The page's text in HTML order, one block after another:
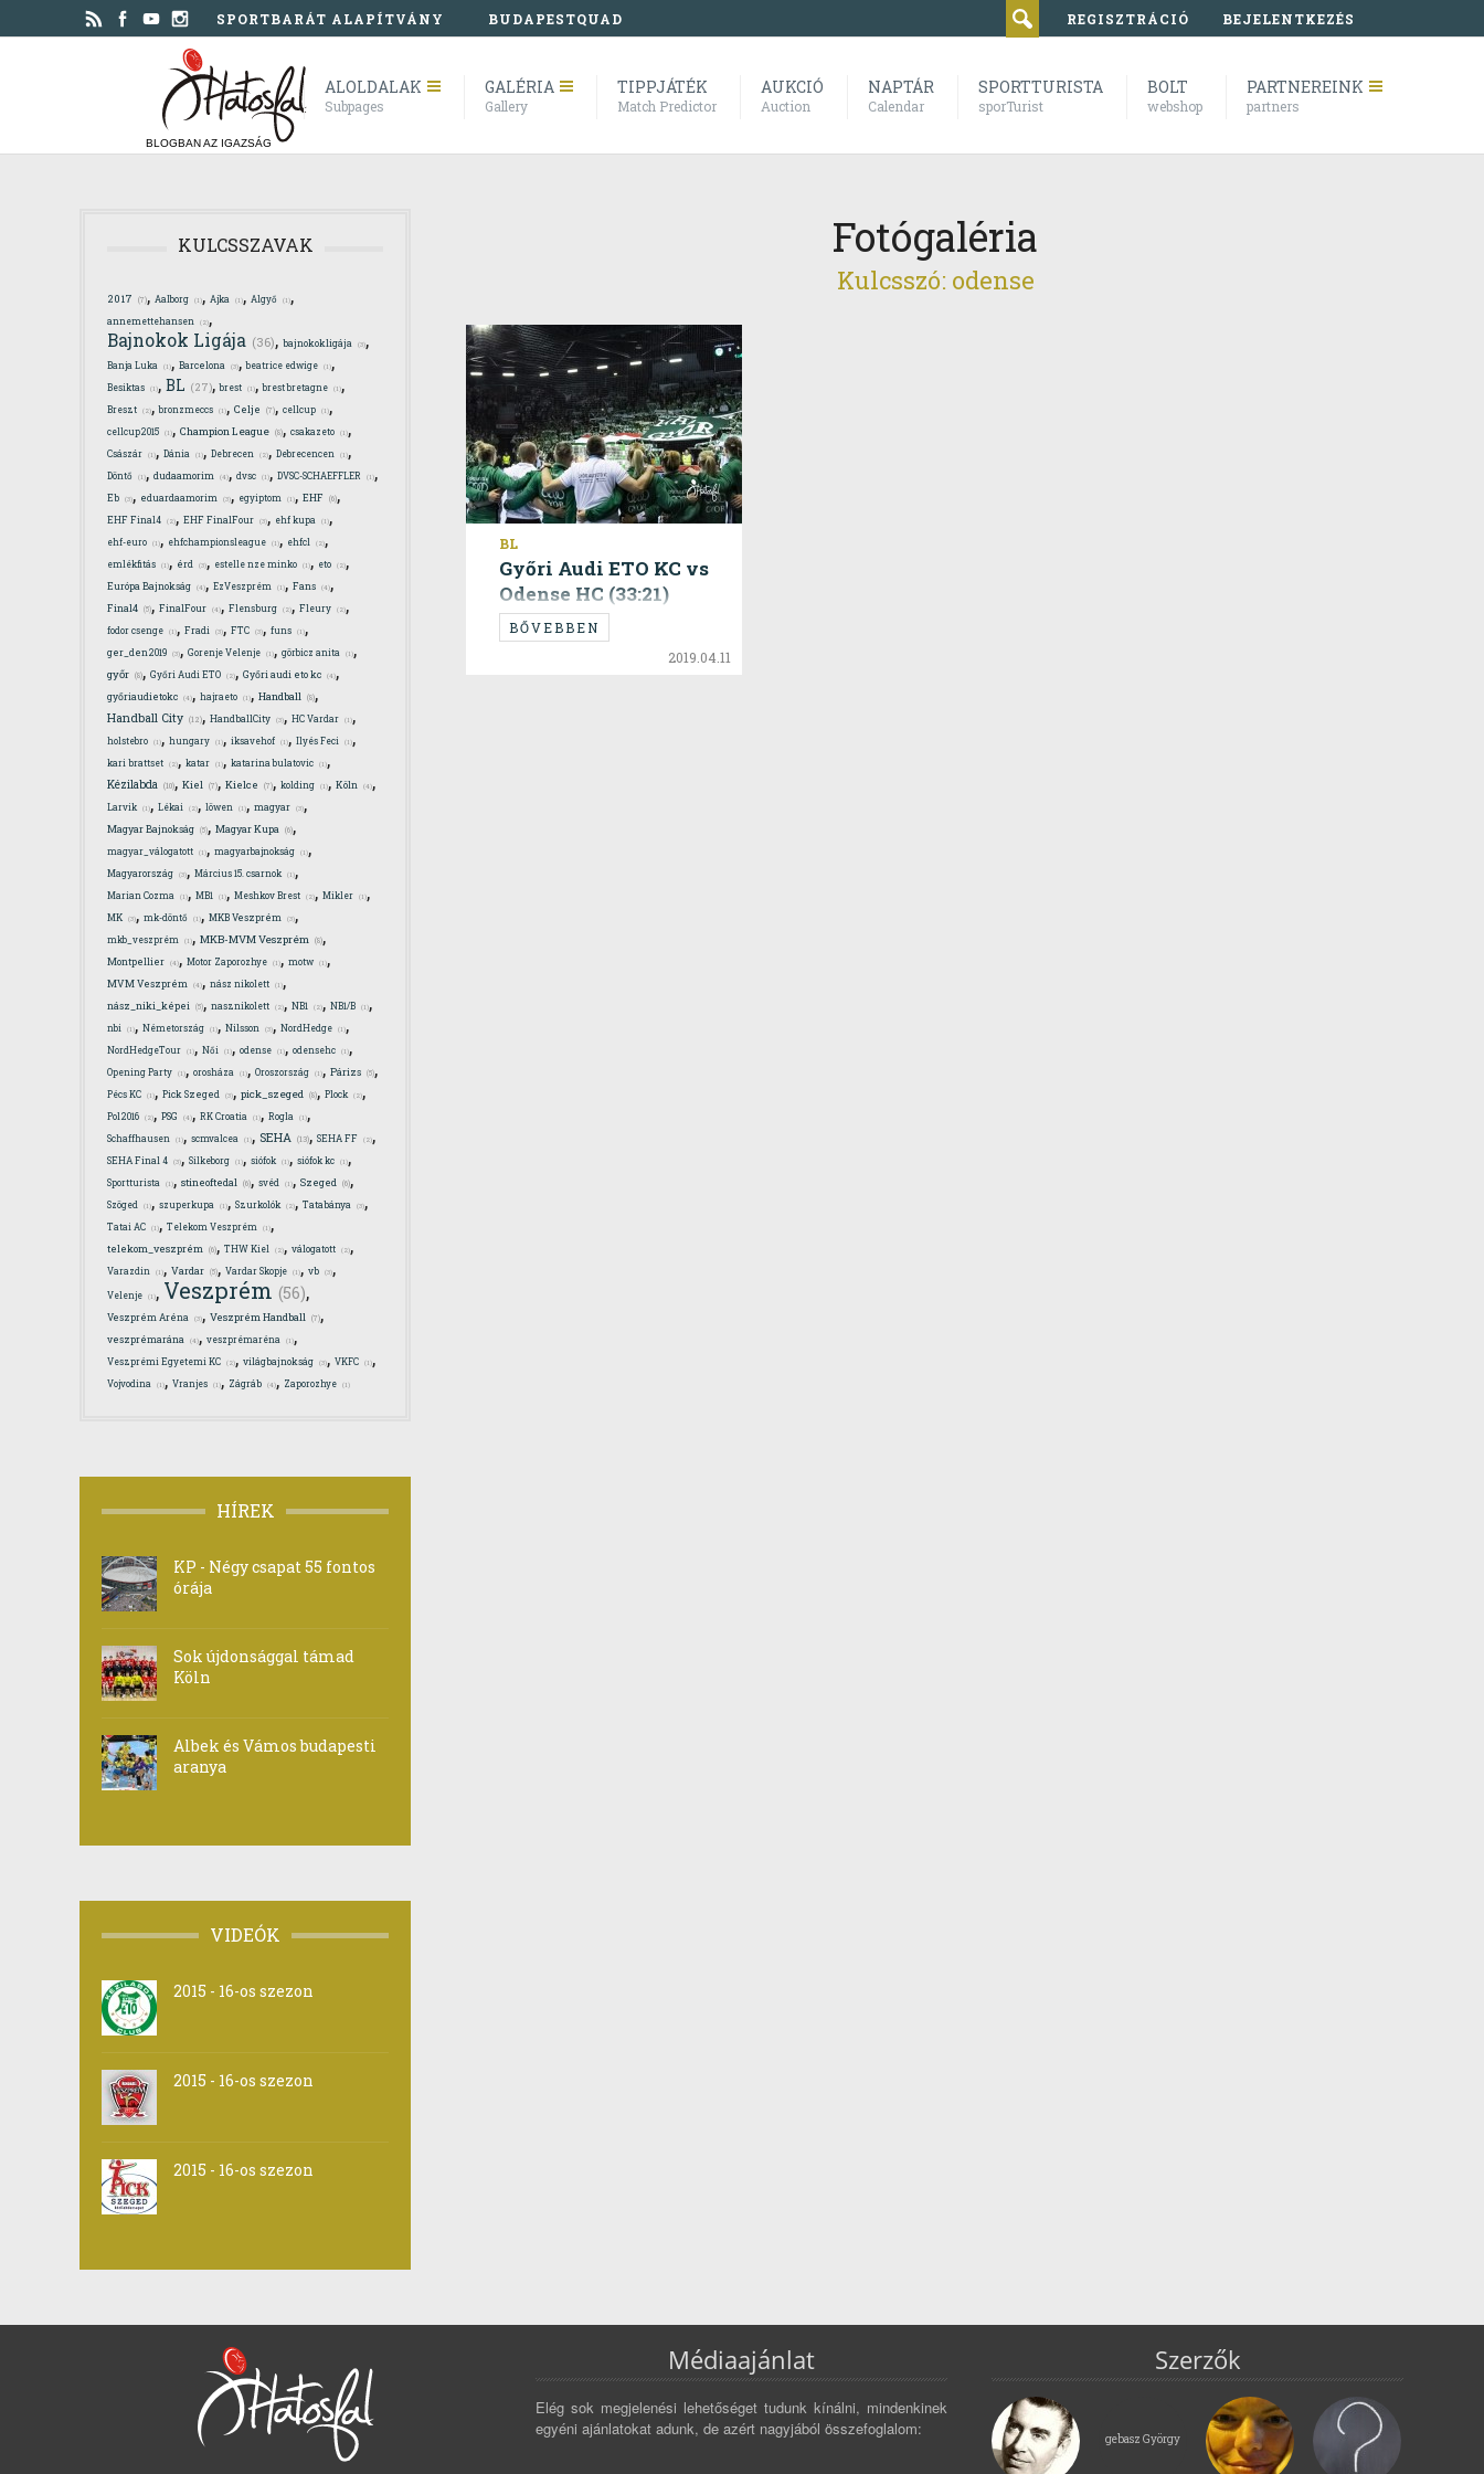
SPORTBARÁT ALAPÍTVÁNY BUDAPESTQUAD REGISZTRÁCIÓ BEJELENTKEZÉS
BLOGBAN AZ IGAZSÁG
ALOLDALAK
Subpages
GALÉRIA
Gallery
TIPPJÁTÉK
Match Predictor
AUKCIÓ
Auction
NAPTÁR
Calendar
SPORTTURISTA
sporTurist
BOLT
webshop
PARTNEREINK
partners
Fotógaléria
Kulcsszó: odense
BL
Győri Audi ETO KC vs
Odense HC (33:21)
BŐVEBBEN
2019.04.11
KULCSSZAVAK
2017 (7), Aalborg (1), Ajka (1), Algyő (1),
annemettehansen (2),
Bajnokok Ligája (36), bajnokokligája (3),
Banja Luka (1), Barcelona (3),beatrice edwige (1),
Besiktas (1), BL (27),brest (1),brest bretagne (1),
Breszt (2),bronzmeccs (1), Celje (7), cellcup (1),
cellcup2015 (1), Champion League (8), csakazeto (1),
Császár (1), Dánia (1), Debrecen (2), Debrecencen (1),
Döntő (1), dudaamorim (4), dvsc (1), DVSC-SCHAEFFLER (1),
Eb (3), eduardaamorim (3), egyiptom (1), EHF (6),
EHF Final4 (2), EHF FinalFour (3), ehf kupa (1),
ehf-euro (1), ehfchampionsleague (1), ehfcl (2),
emlékfitás (1), érd (3), estelle nze minko (1), eto (2),
Európa Bajnokság (4), EzVeszprém (1), Fans (4),
Final4 (5), FinalFour (4), Flensburg (2), Fleury (2),
fodor csenge (1), Fradi (3), FTC (3), funs (1),
ger_den2019 (3), Gorenje Velenje (1), görbicz anita (1),
győr (8), Győri Audi ETO (2), Győri audi eto kc (4),
győriaudietokc (4), hajraeto (1), Handball (8),
Handball City (12), HandballCity (3), HC Vardar (1),
holstebro (1), hungary (1), iksavehof (1), Ilyés Feci (1),
kari brattset (2), katar (1), katarina bulatovic (1),
Kézilabda (10), Kiel (7), Kielce (7), kolding (1), Köln (4),
Larvik (1), Lékai (2), löwen (1), magyar (3),
Magyar Bajnokság (5), Magyar Kupa (6),
magyar_válogatott (1), magyarbajnokság (1),
Magyarország (3), Március 15. csarnok (1),
Marian Cozma (1), MB1 (1), Meshkov Brest (2), Mikler (1),
MK (3), mk-döntő (1), MKB Veszprém (3),
mkb_veszprém (1), MKB-MVM Veszprém (8),
Montpellier (4), Motor Zaporozhye (1), motw (1),
MVM Veszprém (4), nász nikolett (1),
nász_niki_képei (5), nasznikolett (2), NB1 (2), NB1/B (1),
nbi (1), Németország (1), Nilsson (3), NordHedge (1),
NordHedgeTour (1), Női (1), odense (1), odensehc (1),
Opening Party (1), orosháza (1), Oroszország (1), Párizs (5),
Pécs KC (1), Pick Szeged (3), pick_szeged (8), Plock (2),
Pol2016 (2), PSG (4), RK Croatia (1), Rogla (1),
Schaffhausen (1), scmvalcea (1), SEHA (13), SEHA FF (2),
SEHA Final 4 (3), Silkeborg (1), siófok (1), siófok kc (1),
Sportturista (1), stineoftedal (6), svéd (1), Szeged (6),
Szöged (1), szuperkupa (1), Szurkolók (2), Tatabánya (3),
Tatai AC (1), Telekom Veszprém (1),
telekom_veszprém (6), THW Kiel (2), válogatott (2),
Varazdin (1), Vardar (5), Vardar Skopje (1), vb (3),
Velenje (1), Veszprém (56),
Veszprém Aréna (3), Veszprém Handball (7),
veszprémarána (4), veszprémaréna (1),
Veszprémi Egyetemi KC (2), világbajnokság (3), VKFC (1),
Vojvodina (1), Vranjes (1), Zágráb (4), Zaporozhye (1)
HÍREK
KP - Négy csapat 55 fontos
órája
Sok újdonsággal támad
Köln
Albek és Vámos budapesti
aranya
VIDEÓK
2015 - 16-os szezon
2015 - 16-os szezon
2015 - 16-os szezon
Médiaajánlat
Elég sok megjelenési lehetőséget tudunk kínálni, mindenkinek
egyéni ajánlatokat adunk, de azért nagyjából összefoglalom:
Szerzők
gebasz György